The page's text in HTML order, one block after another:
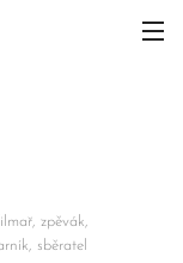
zpěvák,
sběratel